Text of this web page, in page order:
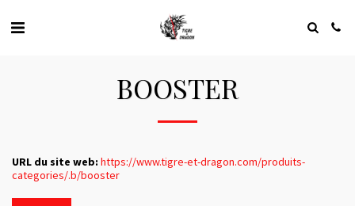
BOOSTER
URL du site web: https://www.tigre-et-dragon.com/produits-
categories/.b/booster